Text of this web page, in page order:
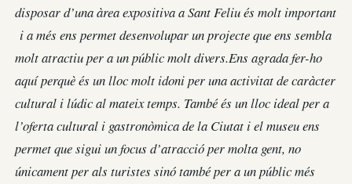
disposar d’una àrea expositiva a Sant Feliu és molt important
i a més ens permet desenvolupar un projecte que ens sembla
molt atractiu per a un públic molt divers.Ens agrada fer-ho
aquí perquè és un lloc molt idoni per una activitat de caràcter
cultural i lúdic al mateix temps. També és un lloc ideal per a
l’oferta cultural i gastronòmica de la Ciutat i el museu ens
permet que sigui un focus d’atracció per molta gent, no
únicament per als turistes sinó també per a un públic més